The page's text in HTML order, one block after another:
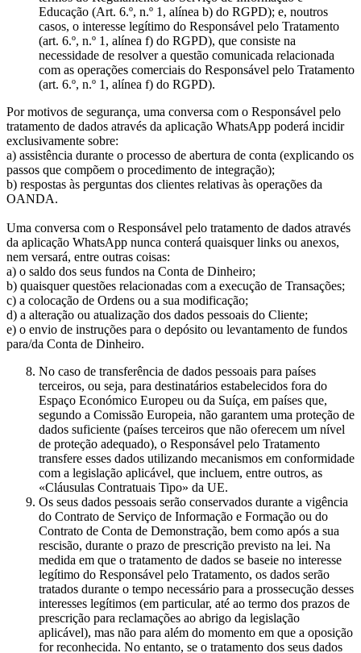
Educação (Art. 6.º, n.º 1, alínea b) do RGPD); e, noutros
casos, o interesse legítimo do Responsável pelo Tratamento
(art. 6.º, n.º 1, alínea f) do RGPD), que consiste na
necessidade de resolver a questão comunicada relacionada
com as operações comerciais do Responsável pelo Tratamento
(art. 6.º, n.º 1, alínea f) do RGPD).
Por motivos de segurança, uma conversa com o Responsável pelo
tratamento de dados através da aplicação WhatsApp poderá incidir
exclusivamente sobre:
a) assistência durante o processo de abertura de conta (explicando os
passos que compõem o procedimento de integração);
b) respostas às perguntas dos clientes relativas às operações da
OANDA.
Uma conversa com o Responsável pelo tratamento de dados através
da aplicação WhatsApp nunca conterá quaisquer links ou anexos,
nem versará, entre outras coisas:
a) o saldo dos seus fundos na Conta de Dinheiro;
b) quaisquer questões relacionadas com a execução de Transações;
c) a colocação de Ordens ou a sua modificação;
d) a alteração ou atualização dos dados pessoais do Cliente;
e) o envio de instruções para o depósito ou levantamento de fundos
para/da Conta de Dinheiro.
No caso de transferência de dados pessoais para países
terceiros, ou seja, para destinatários estabelecidos fora do
Espaço Económico Europeu ou da Suíça, em países que,
segundo a Comissão Europeia, não garantem uma proteção de
dados suficiente (países terceiros que não oferecem um nível
de proteção adequado), o Responsável pelo Tratamento
transfere esses dados utilizando mecanismos em conformidade
com a legislação aplicável, que incluem, entre outros, as
«Cláusulas Contratuais Tipo» da UE.
Os seus dados pessoais serão conservados durante a vigência
do Contrato de Serviço de Informação e Formação ou do
Contrato de Conta de Demonstração, bem como após a sua
rescisão, durante o prazo de prescrição previsto na lei. Na
medida em que o tratamento de dados se baseie no interesse
legítimo do Responsável pelo Tratamento, os dados serão
tratados durante o tempo necessário para a prossecução desses
interesses legítimos (em particular, até ao termo dos prazos de
prescrição para reclamações ao abrigo da legislação
aplicável), mas não para além do momento em que a oposição
for reconhecida. No entanto, se o tratamento dos seus dados